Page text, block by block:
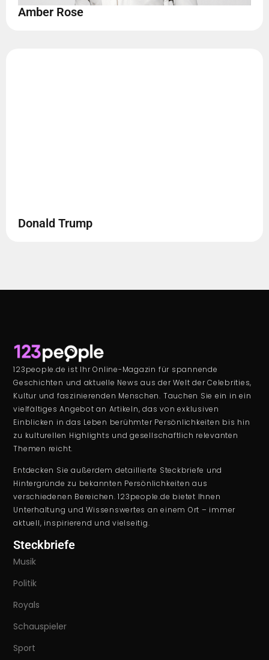
Amber Rose
Donald Trump
123people.de ist Ihr Online-Magazin für spannende
Geschichten und aktuelle News aus der Welt der Celebrities,
Kultur und faszinierenden Menschen. Tauchen Sie ein in ein
vielfältiges Angebot an Artikeln, das von exklusiven
Einblicken in das Leben berühmter Persönlichkeiten bis hin
zu kulturellen Highlights und gesellschaftlich relevanten
Themen reicht.
Entdecken Sie außerdem detaillierte Steckbriefe und
Hintergründe zu bekannten Persönlichkeiten aus
verschiedenen Bereichen. 123people.de bietet Ihnen
Unterhaltung und Wissenswertes an einem Ort – immer
aktuell, inspirierend und vielseitig.
Steckbriefe
Musik
Politik
Royals
Schauspieler
Sport